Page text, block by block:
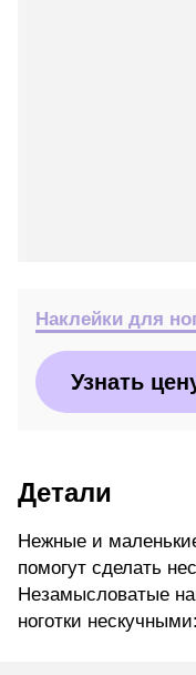
Наклейки для
Узнать
Детали
Нежные и
помогут сделать
Незамысловатые
ноготки